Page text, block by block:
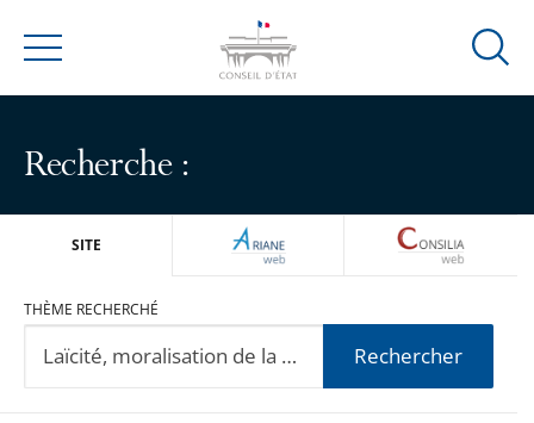
Menu
Ouvrir
Recherche :
SITE ARIANEWEB
THÈME RECHERCHÉ
Rechercher